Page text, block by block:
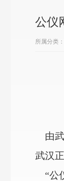
公仪
所属分类
由武
武汉
“公